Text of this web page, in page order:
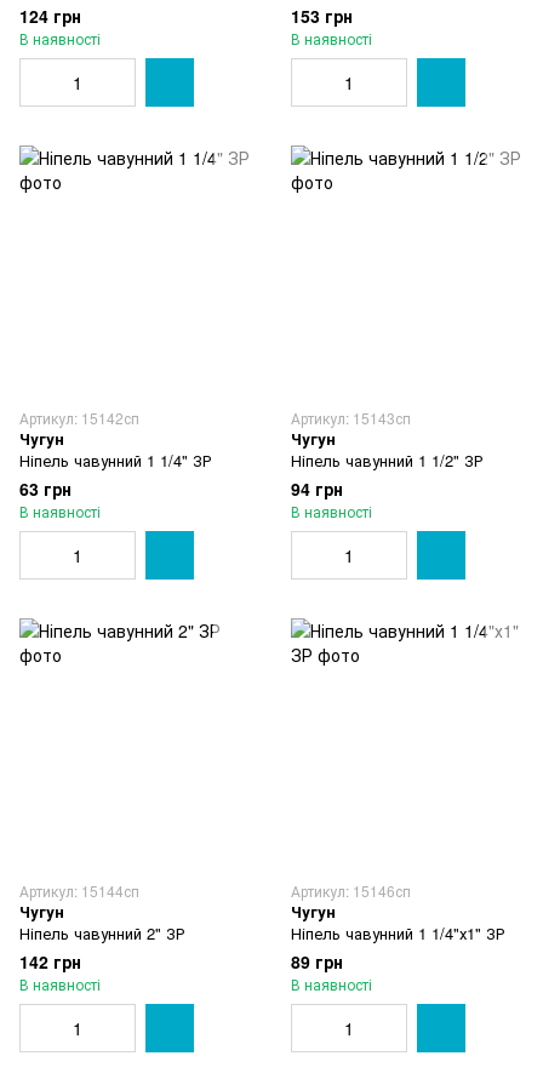
124 грн
В наявності
153 грн
В наявності
Артикул: 15142сп
Чугун
Ніпель чавунний 1 1/4" ЗР
63 грн
В наявності
Артикул: 15143сп
Чугун
Ніпель чавунний 1 1/2" ЗР
94 грн
В наявності
Артикул: 15144сп
Чугун
Ніпель чавунний 2" ЗР
142 грн
В наявності
Артикул: 15146сп
Чугун
Ніпель чавунний 1 1/4"х1" ЗР
89 грн
В наявності